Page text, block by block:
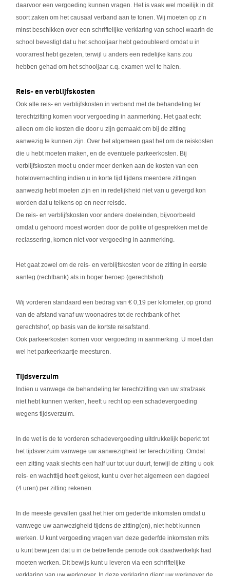
daarvoor een vergoeding kunnen vragen. Het is vaak wel moeilijk in dit
soort zaken om het causaal verband aan te tonen. Wij moeten op z’n
minst beschikken over een schriftelijke verklaring van school waarin de
school bevestigt dat u het schooljaar hebt gedoubleerd omdat u in
voorarrest hebt gezeten, terwijl u anders een redelijke kans zou
hebben gehad om het schooljaar c.q. examen wel te halen.
Reis- en verblijfskosten
Ook alle reis- en verblijfskosten in verband met de behandeling ter
terechtzitting komen voor vergoeding in aanmerking. Het gaat echt
alleen om die kosten die door u zijn gemaakt om bij de zitting
aanwezig te kunnen zijn. Over het algemeen gaat het om de reiskosten
die u hebt moeten maken, en de eventuele parkeerkosten. Bij
verblijfskosten moet u onder meer denken aan de kosten van een
hotelovernachting indien u in korte tijd tijdens meerdere zittingen
aanwezig hebt moeten zijn en in redelijkheid niet van u gevergd kon
worden dat u telkens op en neer reisde.
De reis- en verblijfskosten voor andere doeleinden, bijvoorbeeld
omdat u gehoord moest worden door de politie of gesprekken met de
reclassering, komen niet voor vergoeding in aanmerking.
Het gaat zowel om de reis- en verblijfskosten voor de zitting in eerste
aanleg (rechtbank) als in hoger beroep (gerechtshof).
Wij vorderen standaard een bedrag van € 0,19 per kilometer, op grond
van de afstand vanaf uw woonadres tot de rechtbank of het
gerechtshof, op basis van de kortste reisafstand.
Ook parkeerkosten komen voor vergoeding in aanmerking. U moet dan
wel het parkeerkaartje meesturen.
Tijdsverzuim
Indien u vanwege de behandeling ter terechtzitting van uw strafzaak
niet hebt kunnen werken, heeft u recht op een schadevergoeding
wegens tijdsverzuim.
In de wet is de te vorderen schadevergoeding uitdrukkelijk beperkt tot
het tijdsverzuim vanwege uw aanwezigheid ter terechtzitting. Omdat
een zitting vaak slechts een half uur tot uur duurt, terwijl de zitting u ook
reis- en wachttijd heeft gekost, kunt u over het algemeen een dagdeel
(4 uren) per zitting rekenen.
In de meeste gevallen gaat het hier om gederfde inkomsten omdat u
vanwege uw aanwezigheid tijdens de zitting(en), niet hebt kunnen
werken. U kunt vergoeding vragen van deze gederfde inkomsten mits
u kunt bewijzen dat u in de betreffende periode ook daadwerkelijk had
moeten werken. Dit bewijs kunt u leveren via een schriftelijke